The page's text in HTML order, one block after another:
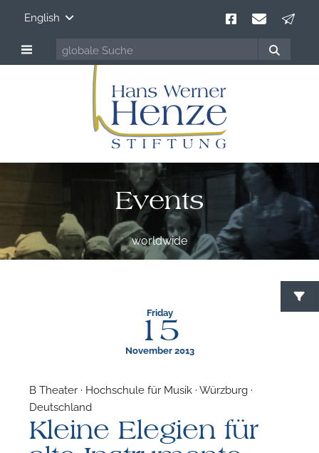
English
Events
worldwide
Friday
15
November 2013
B Theater · Hochschule für Musik · Würzburg ·
Deutschland
Kleine Elegien für